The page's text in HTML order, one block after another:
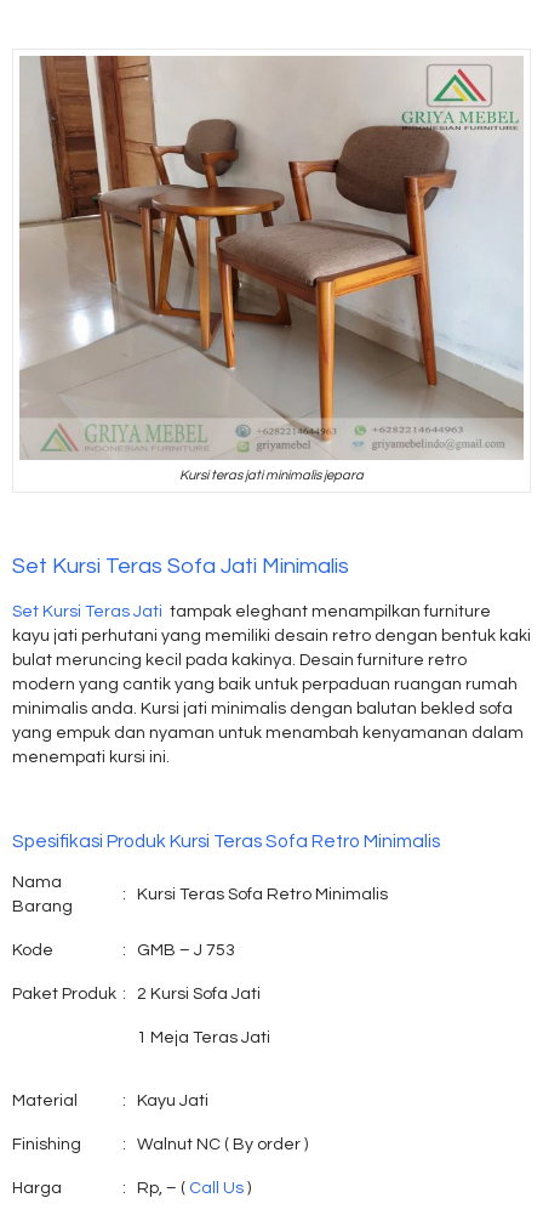
Kursi teras jati minimalis jepara
Set Kursi Teras Sofa Jati Minimalis
Set Kursi Teras Jati tampak eleghant menampilkan furniture
kayu jati perhutani yang memiliki desain retro dengan bentuk kaki
bulat meruncing kecil pada kakinya. Desain furniture retro
modern yang cantik yang baik untuk perpaduan ruangan rumah
minimalis anda. Kursi jati minimalis dengan balutan bekled sofa
yang empuk dan nyaman untuk menambah kenyamanan dalam
menempati kursi ini.
Spesifikasi Produk Kursi Teras Sofa Retro Minimalis
Nama
Barang
: Kursi Teras Sofa Retro Minimalis
Kode : GMB – J 753
Paket Produk : 2 Kursi Sofa Jati
1 Meja Teras Jati
Material : Kayu Jati
Finishing : Walnut NC ( By order )
Harga : Rp, – ( Call Us )